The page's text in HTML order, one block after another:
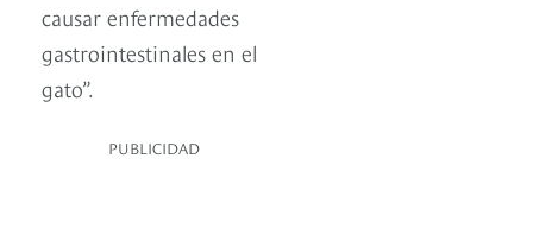
causar enfermedades
gastrointestinales en el
gato”.
PUBLICIDAD